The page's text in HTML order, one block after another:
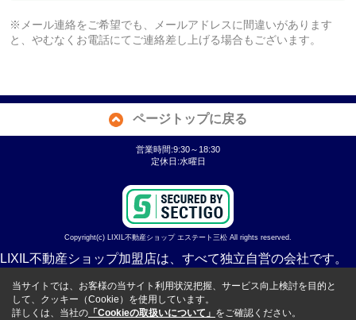
※メール連絡をご希望でも、メールアドレスに間違いがあります
と、やむなくお電話にてご連絡差し上げる場合もございます。
ページトップに戻る
営業時間:9:30～18:30
定休日:水曜日
Copyright(c) LIXIL不動産ショップ エステート三松 All rights reserved.
LIXIL不動産ショップ加盟店は、すべて独立自営の会社です。
当サイトでは、お客様の当サイト利用状況把握、サービス向上検討を目的と
して、クッキー（Cookie）を使用しています。
詳しくは、当社の 「Cookieの取扱いについて」 をご確認ください。